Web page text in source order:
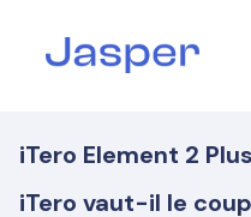
iTero Element 2
iTero vaut-il le